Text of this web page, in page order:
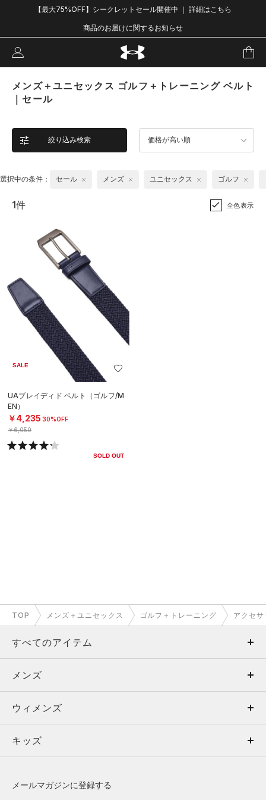
【最大75%OFF】シークレットセール開催中 ｜ 詳細はこちら
商品のお届けに関するお知らせ
メンズ＋ユニセックス ゴルフ＋トレーニング ベルト
｜セール
絞り込み検索 価格が高い順
選択中の条件： セール メンズ ユニセックス ゴルフ
1件 全色表示
SALE
UAブレイディド ベルト（ゴルフ/M
EN）
￥4,235 30%OFF
￥6,050
SOLD OUT
TOP メンズ＋ユニセックス ゴルフ＋トレーニング アクセサ
すべてのアイテム
メンズ
ウィメンズ
キッズ
メンズ
トップス
ボトムス
ウィメンズ
トップス
キッズ
メールマガジンに登録する